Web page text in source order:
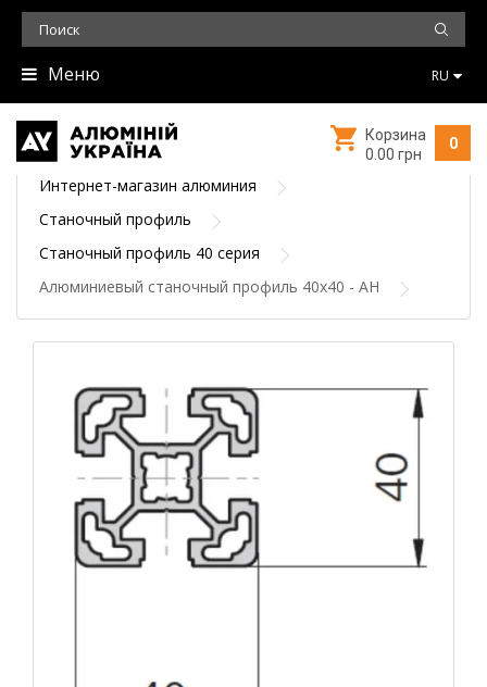
Меню RU
0
Корзина
0.00 грн
Интернет-магазин алюминия
Станочный профиль
Станочный профиль 40 серия
Алюминиевый станочный профиль 40х40 - АН